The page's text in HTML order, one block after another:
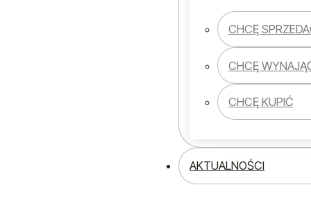
CHCĘ
CHCĘ
CHCĘ KUPIĆ
AKTUALNOŚCI